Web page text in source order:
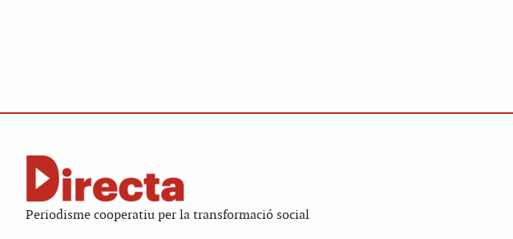
Periodisme cooperatiu per la transformació social